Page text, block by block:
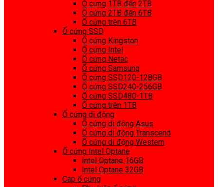
Ổ cứng 1TB đến 2TB
Ổ cứng 2TB đến 6TB
Ổ cứng trên 6TB
Ổ cứng SSD
Ổ cứng Kingston
Ổ cứng Intel
Ổ cứng Netac
Ổ cứng Samsung
Ổ cứng SSD120-128GB
Ổ cứng SSD240-256GB
Ổ cứng SSD480-1TB
Ổ cứng trên 1TB
Ổ cứng di động
Ổ cứng di động Asus
Ổ cứng di động Transcend
Ổ cứng di động Western
Ổ cứng Intel Optane
Intel Optane 16GB
Intel Optane 32GB
Cap ổ cứng